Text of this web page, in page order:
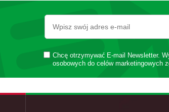
Chcę otrzymywać E-mail Newsletter.
osobowych do celów marketingowych